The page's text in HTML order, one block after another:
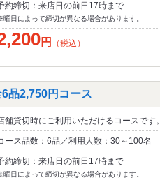
約締切：来店日の前日17時まで
曜日によって締切が異なる場合があります。
円 （税込）
6品2,750円コース
舗貸切時にご利用いただけるコースです。
ース品数：6品／利用人数：30～100名
約締切：来店日の前日17時まで
曜日によって締切が異なる場合があります。